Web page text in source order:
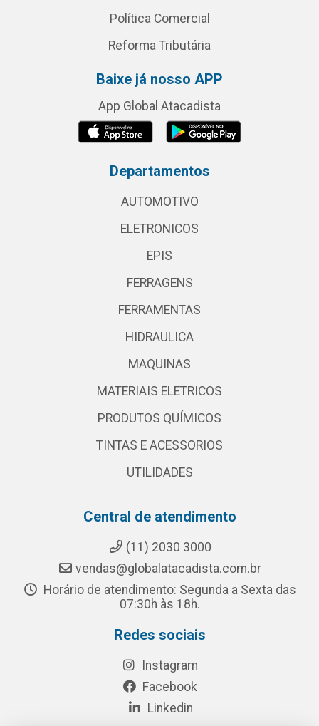
Política Comercial
Reforma Tributária
Baixe já nosso APP
App Global Atacadista
Departamentos
AUTOMOTIVO
ELETRONICOS
EPIS
FERRAGENS
FERRAMENTAS
HIDRAULICA
MAQUINAS
MATERIAIS ELETRICOS
PRODUTOS QUÍMICOS
TINTAS E ACESSORIOS
UTILIDADES
Central de atendimento
(11) 2030 3000
vendas@globalatacadista.com.br
Horário de atendimento: Segunda a Sexta das
07:30h às 18h.
Redes sociais
Instagram
Facebook
Linkedin